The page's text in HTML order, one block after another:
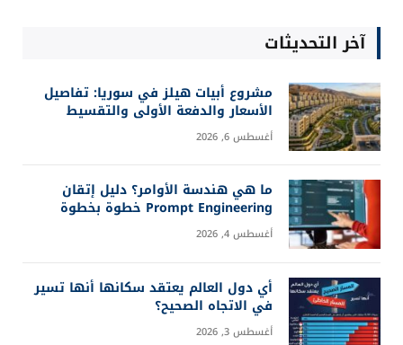
آخر التحديثات
مشروع أبيات هيلز في سوريا: تفاصيل
الأسعار والدفعة الأولى والتقسيط
أغسطس 6, 2026
ما هي هندسة الأوامر؟ دليل إتقان
Prompt Engineering خطوة بخطوة
أغسطس 4, 2026
أي دول العالم يعتقد سكانها أنها تسير
في الاتجاه الصحيح؟
أغسطس 3, 2026